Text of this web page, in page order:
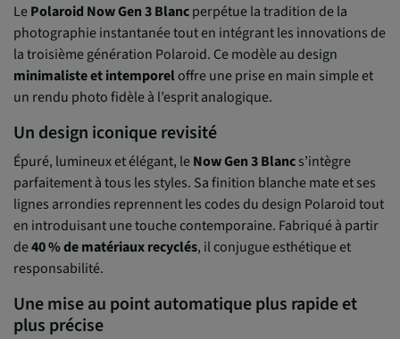
LePolaroid Now Gen 3 Blancperpétue la tradition de la
photographie instantanée tout en intégrant les innovations de
la troisième génération Polaroid. Ce modèle au design
minimaliste et intemporeloffre une prise en main simple et
un rendu photo fidèle à l’esprit analogique.
Un design iconique revisité
Épuré, lumineux et élégant, leNow Gen 3 Blancs’intègre
parfaitement à tous les styles. Sa finition blanche mate et ses
lignes arrondies reprennent les codes du design Polaroid tout
en introduisant une touche contemporaine. Fabriqué à partir
de40 % de matériaux recyclés, il conjugue esthétique et
responsabilité.
Une mise au point automatique plus rapide et
plus précise